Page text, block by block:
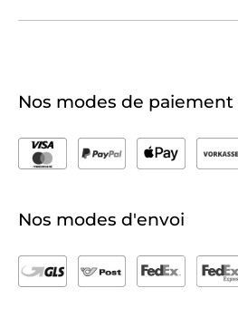
Nos modes de paiement
Nos modes d'envoi